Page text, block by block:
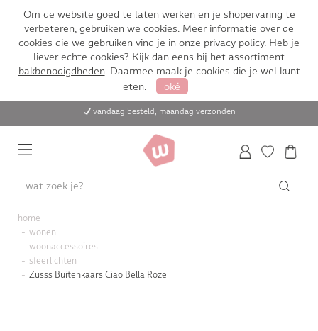
Om de website goed te laten werken en je shopervaring te
verbeteren, gebruiken we cookies. Meer informatie over de
cookies die we gebruiken vind je in onze privacy policy. Heb je
liever echte cookies? Kijk dan eens bij het assortiment
bakbenodigdheden. Daarmee maak je cookies die je wel kunt
eten.
oké
vandaag besteld, maandag verzonden
home
wonen
woonaccessoires
sfeerlichten
Zusss Buitenkaars Ciao Bella Roze